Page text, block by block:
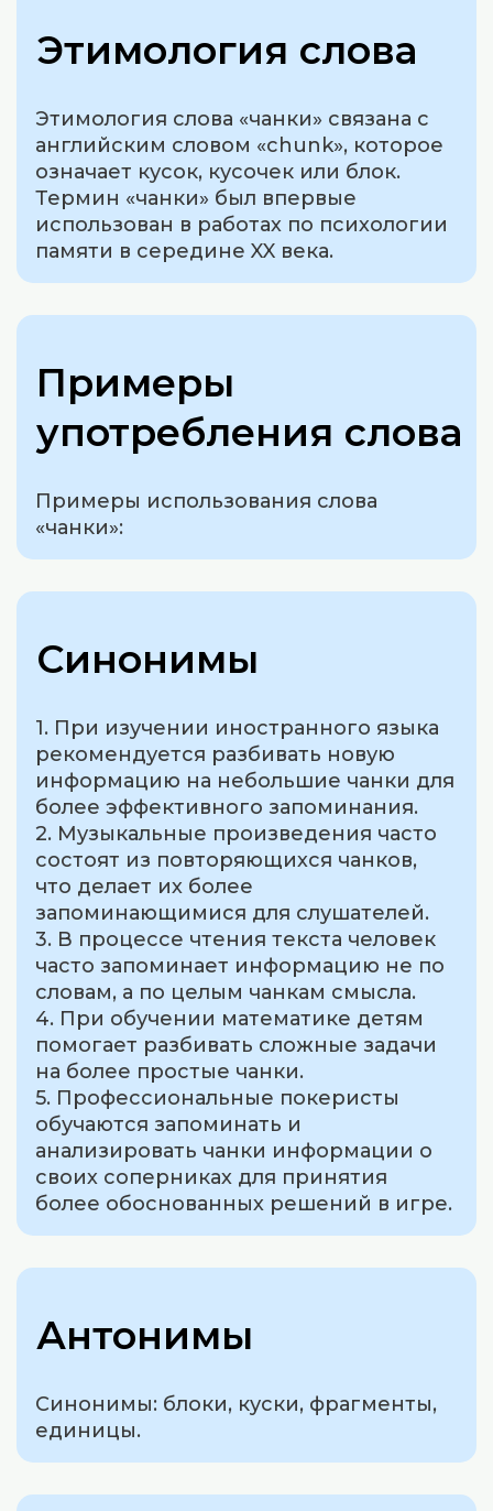
Этимология слова
Этимология слова «чанки» связана с
английским словом «chunk», которое
означает кусок, кусочек или блок.
Термин «чанки» был впервые
использован в работах по психологии
памяти в середине XX века.
Примеры
употребления слова
Примеры использования слова
«чанки»:
Синонимы
1. При изучении иностранного языка
рекомендуется разбивать новую
информацию на небольшие чанки для
более эффективного запоминания.
2. Музыкальные произведения часто
состоят из повторяющихся чанков,
что делает их более
запоминающимися для слушателей.
3. В процессе чтения текста человек
часто запоминает информацию не по
словам, а по целым чанкам смысла.
4. При обучении математике детям
помогает разбивать сложные задачи
на более простые чанки.
5. Профессиональные покеристы
обучаются запоминать и
анализировать чанки информации о
своих соперниках для принятия
более обоснованных решений в игре.
Антонимы
Синонимы: блоки, куски, фрагменты,
единицы.